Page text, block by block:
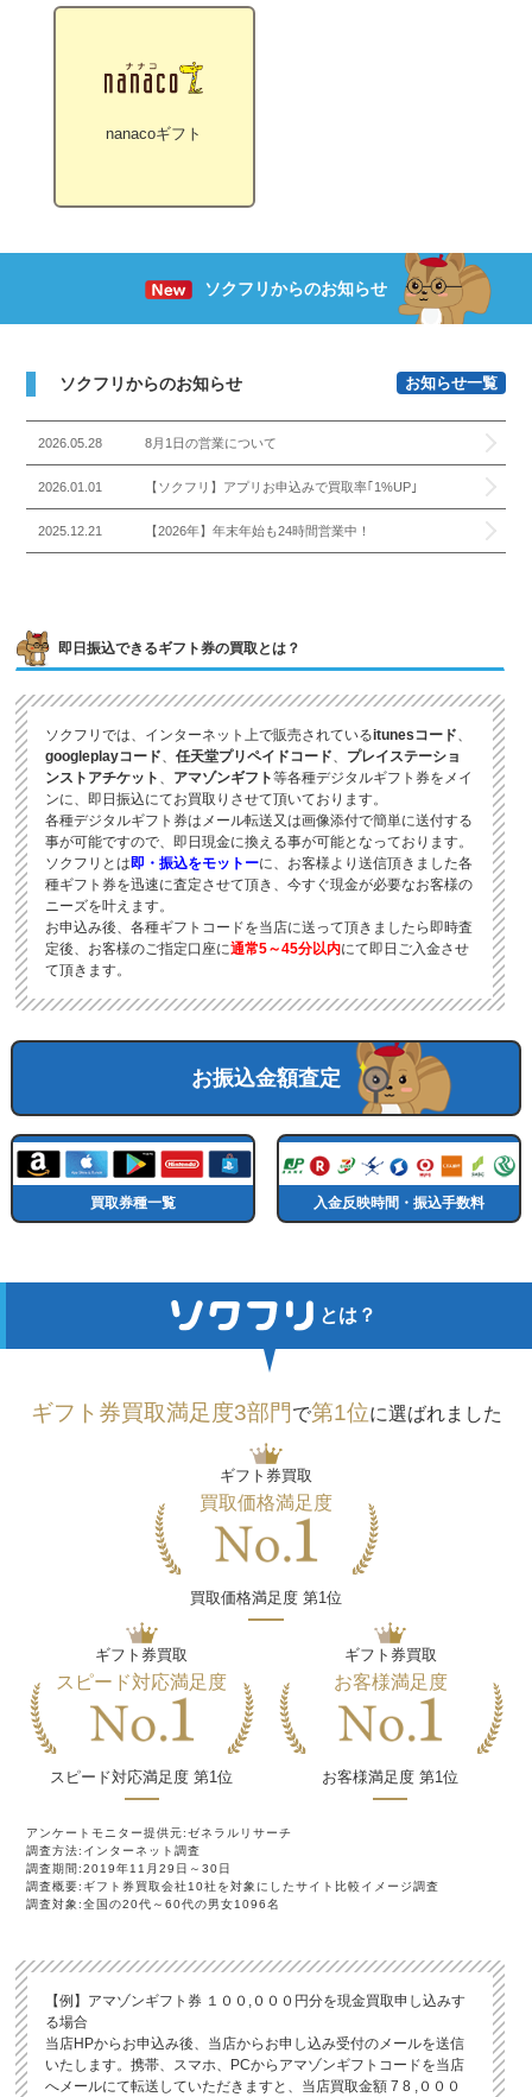
nanacoギフト
ソクフリからのお知らせ
ソクフリからのお知らせ お知らせ一覧
2026.05.28 8月1日の営業について
2026.01.01 【ソクフリ】アプリお申込みで買取率｢1%UP｣
2025.12.21 【2026年】年末年始も24時間営業中！
即日振込できるギフト券の買取とは？
ソクフリでは、インターネット上で販売されているitunesコード、
googleplayコード、任天堂プリペイドコード、 プレイステーショ
ンストアチケット 、 アマゾンギフト等各種デジタルギフト券をメイ
ンに、即日振込にてお買取りさせて頂いております。
各種デジタルギフト券はメール転送又は画像添付で簡単に送付する
事が可能ですので、即日現金に換える事が可能となっております。
ソクフリとは即・振込をモットーに、お客様より送信頂きました各
種ギフト券を迅速に査定させて頂き、今すぐ現金が必要なお客様の
ニーズを叶えます。
お申込み後、各種ギフトコードを当店に送って頂きましたら即時査
定後、お客様のご指定口座に通常5～45分以内にて即日ご入金させ
て頂きます。
お振込金額査定
買取券種一覧 入金反映時間・振込手数料
とは？
ギフト券買取満足度3部門 で第1位に選ばれました
ギフト券買取
スピード対応満足度
スピード対応満足度 第1位
ギフト券買取
買取価格満足度
買取価格満足度 第1位
ギフト券買取
お客様満足度
お客様満足度 第1位
アンケートモニター提供元:ゼネラルリサーチ
調査方法:インターネット調査
調査期間:2019年11月29日～30日
調査概要:ギフト券買取会社10社を対象にしたサイト比較イメージ調査
調査対象:全国の20代～60代の男女1096名
【例】アマゾンギフト券 １００,０００円分を現金買取申し込みす
る場合
当店HPからお申込み後、当店からお申し込み受付のメールを送信
いたします。携帯、スマホ、PCからアマゾンギフトコードを当店
へメールにて転送していただきますと、当店買取金額7 8 ,０００